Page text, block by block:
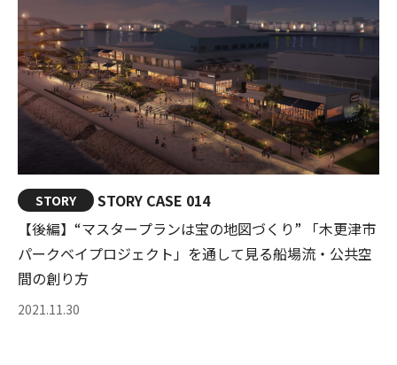
STORY
STORY CASE 014
【後編】“マスタープランは宝の地図づくり” 「木更津市
パークベイプロジェクト」を通して見る船場流・公共空
間の創り方
2021.11.30